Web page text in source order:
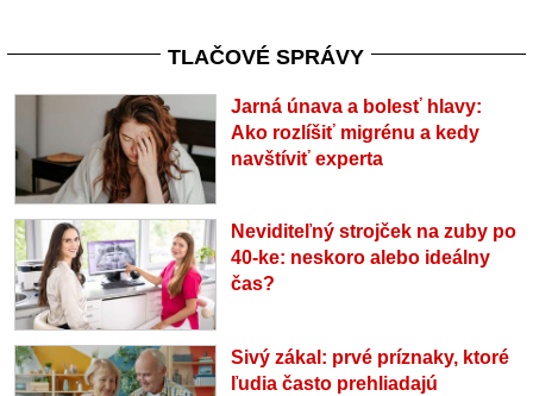
TLAČOVÉ SPRÁVY
Jarná únava a bolesť hlavy:
Ako rozlíšiť migrénu a kedy
navštíviť experta
Neviditeľný strojček na zuby po
40-ke: neskoro alebo ideálny
čas?
Sivý zákal: prvé príznaky, ktoré
ľudia často prehliadajú